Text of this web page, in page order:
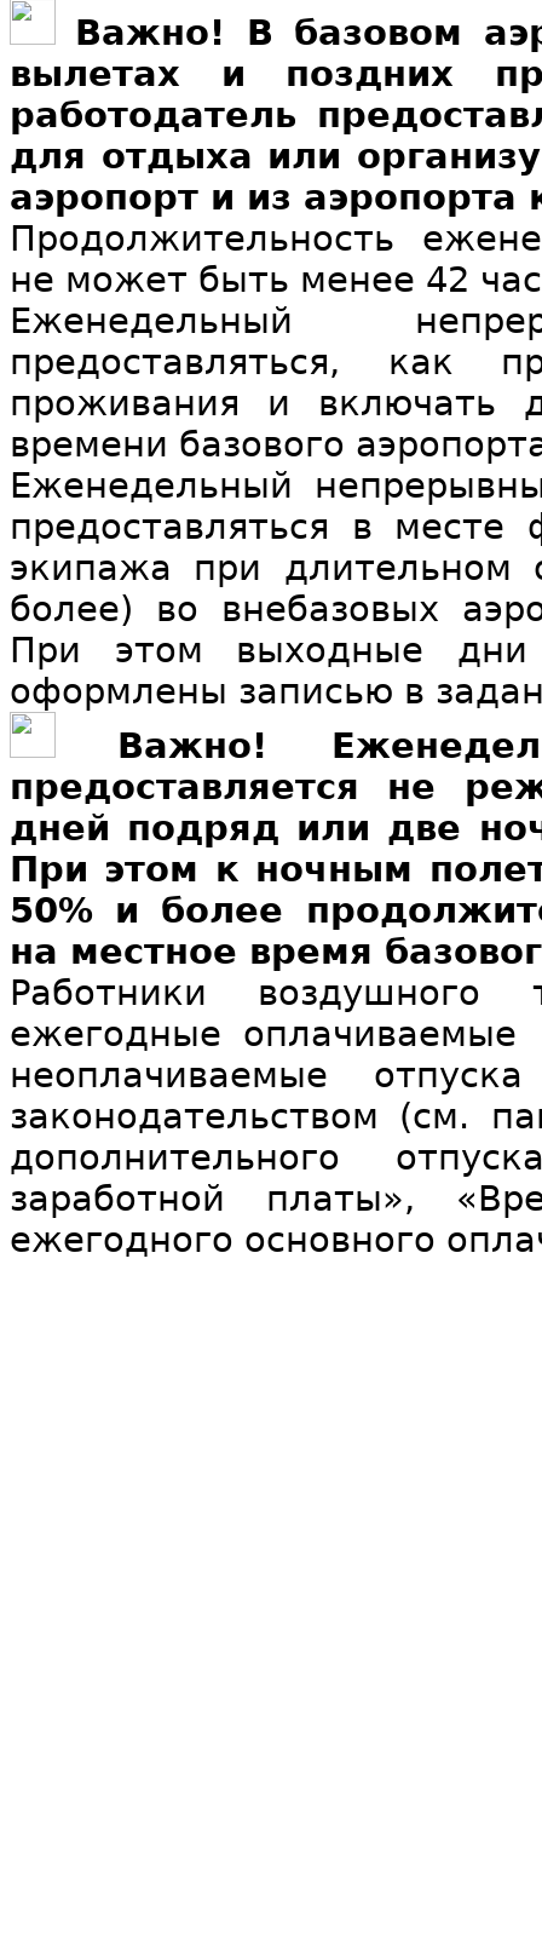
Важно! В базовом
вылетах и поздних
работодатель
для отдыха или
аэропорт и из
Продолжительность
не может быть менее 42
Еженедельный
предоставляться, как
проживания и включать
времени базового
Еженедельный
предоставляться в месте
экипажа при длительном
более) во внебазовых
При этом выходные
оформлены записью в
Важно!
предоставляется не
дней подряд или две
При этом к ночным
50% и более
на местное время
Работники
ежегодные
неоплачиваемые
законодательством (см.
дополнительного
заработной платы»,
ежегодного основного